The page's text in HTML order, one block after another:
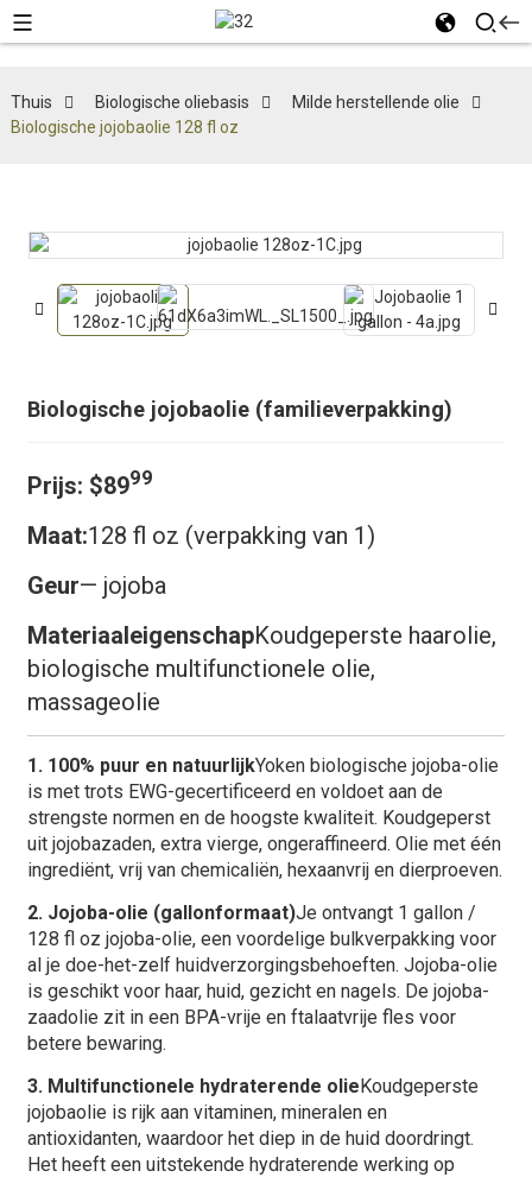
Thuis Biologische oliebasis
Milde herstellende olie
Biologische jojobaolie 128 fl oz
Biologische jojobaolie (familieverpakking)
Prijs: $8999
Maat:128 fl oz (verpakking van 1)
Geur— jojoba
MateriaaleigenschapKoudgeperste haarolie,
biologische multifunctionele olie,
massageolie
1. 100% puur en natuurlijkYoken biologische jojoba-olie
is met trots EWG-gecertificeerd en voldoet aan de
strengste normen en de hoogste kwaliteit. Koudgeperst
uit jojobazaden, extra vierge, ongeraffineerd. Olie met één
ingrediënt, vrij van chemicaliën, hexaanvrij en dierproeven.
2. Jojoba-olie (gallonformaat)Je ontvangt 1 gallon /
128 fl oz jojoba-olie, een voordelige bulkverpakking voor
al je doe-het-zelf huidverzorgingsbehoeften. Jojoba-olie
is geschikt voor haar, huid, gezicht en nagels. De jojoba-
zaadolie zit in een BPA-vrije en ftalaatvrije fles voor
betere bewaring.
3. Multifunctionele hydraterende olieKoudgeperste
jojobaolie is rijk aan vitaminen, mineralen en
antioxidanten, waardoor het diep in de huid doordringt.
Het heeft een uitstekende hydraterende werking op